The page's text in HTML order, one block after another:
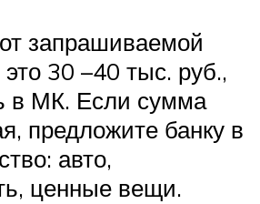
запрашиваемой
30 –40 тыс. руб.,
в МК. Если сумма
предложите банку в
авто,
ценные вещи.